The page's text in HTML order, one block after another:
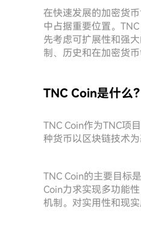
在快速发展的加密货
中占据重要位置。
先考虑可扩展性和强
制、历史和在加密货币
TNC Coin是什么？
TNC Coin作为TNC项
种货币以区块链技术
TNC Coin的主要目标
Coin力求实现多功能
机制。对实用性和现